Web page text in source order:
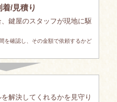
/見積り
鍵屋のスタッフが現地に駆
を確認し、その金額で依頼するかど
解決してくれるかを見守り